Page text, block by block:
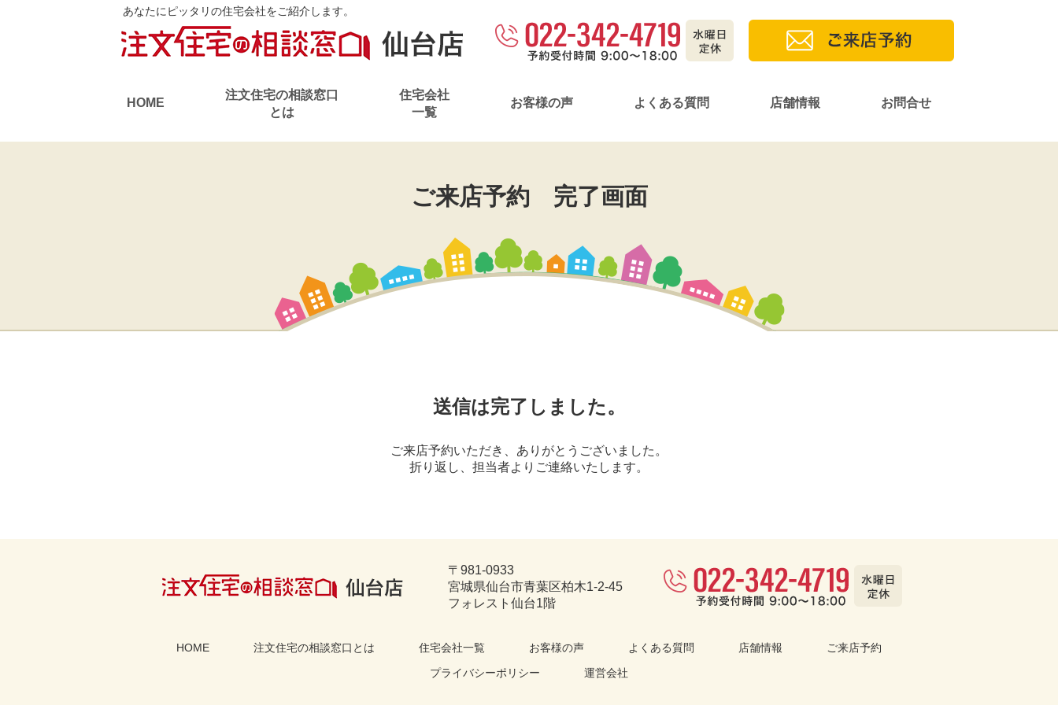
あなたにピッタリの住宅会社をご紹介します。
HOME
注文住宅の相談窓口
とは
住宅会社
一覧
お客様の声 よくある質問 店舗情報 お問合せ
ご来店予約 完了画面
送信は完了しました。
ご来店予約いただき、ありがとうございました。
折り返し、担当者よりご連絡いたします。
〒981-0933
宮城県仙台市青葉区柏木1-2-45
フォレスト仙台1階
HOME 注文住宅の相談窓口とは 住宅会社一覧 お客様の声 よくある質問 店舗情報
ご来店予約
プライバシーポリシー
運営会社